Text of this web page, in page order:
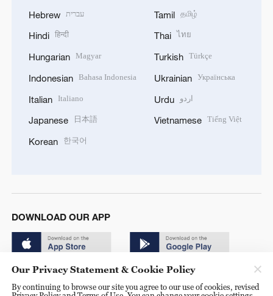
Hebrew עברית
Hindi हिन्दी
Hungarian Magyar
Indonesian Bahasa Indonesia
Italian Italiano
Japanese 日本語
Korean 한국어
Tamil தமிழ்
Thai ไทย
Turkish Türkçe
Ukrainian Українська
Urdu اردو
Vietnamese Tiếng Việt
DOWNLOAD OUR APP
Our Privacy Statement & Cookie Policy
By continuing to browse our site you agree to our use of cookies, revised